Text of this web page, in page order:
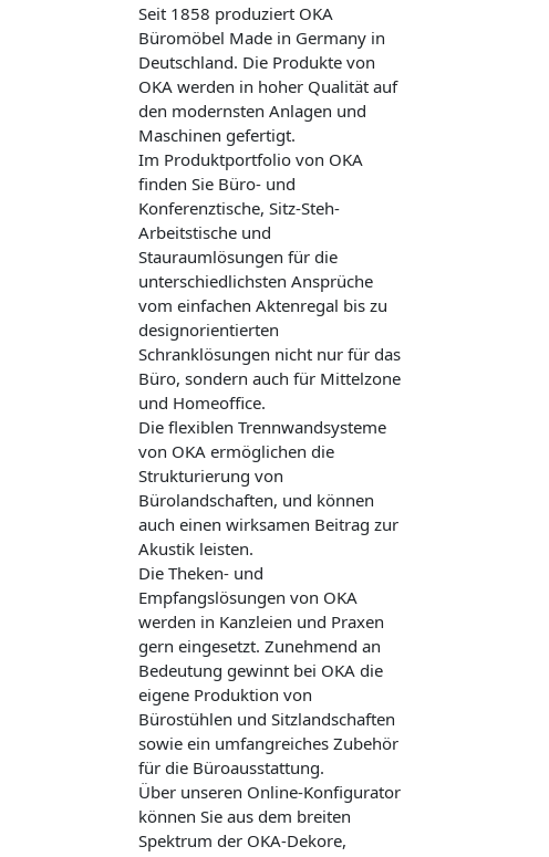
Seit 1858 produziert OKA
Büromöbel Made in Germany in
Deutschland. Die Produkte von
OKA werden in hoher Qualität auf
den modernsten Anlagen und
Maschinen gefertigt.
Im Produktportfolio von OKA
finden Sie Büro- und
Konferenztische, Sitz-Steh-
Arbeitstische und
Stauraumlösungen für die
unterschiedlichsten Ansprüche
vom einfachen Aktenregal bis zu
designorientierten
Schranklösungen nicht nur für das
Büro, sondern auch für Mittelzone
und Homeoffice.
Die flexiblen Trennwandsysteme
von OKA ermöglichen die
Strukturierung von
Bürolandschaften, und können
auch einen wirksamen Beitrag zur
Akustik leisten.
Die Theken- und
Empfangslösungen von OKA
werden in Kanzleien und Praxen
gern eingesetzt. Zunehmend an
Bedeutung gewinnt bei OKA die
eigene Produktion von
Bürostühlen und Sitzlandschaften
sowie ein umfangreiches Zubehör
für die Büroausstattung.
Über unseren Online-Konfigurator
können Sie aus dem breiten
Spektrum der OKA-Dekore,